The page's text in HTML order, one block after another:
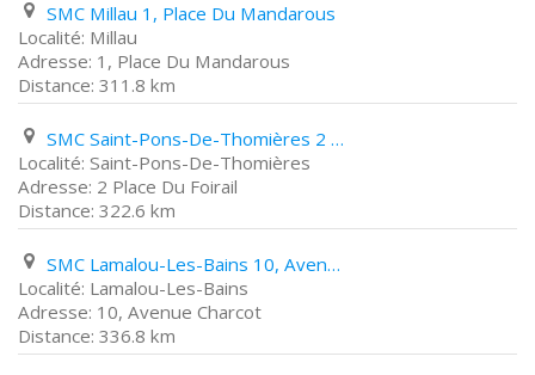
SMC Millau 1, Place Du Mandarous
Millau
1, Place Du Mandarous
311.8 km
SMC Saint-Pons-De-Thomières 2 Place Du Foirail
Saint-Pons-De-Thomières
2 Place Du Foirail
322.6 km
SMC Lamalou-Les-Bains 10, Avenue Charcot
Lamalou-Les-Bains
10, Avenue Charcot
336.8 km